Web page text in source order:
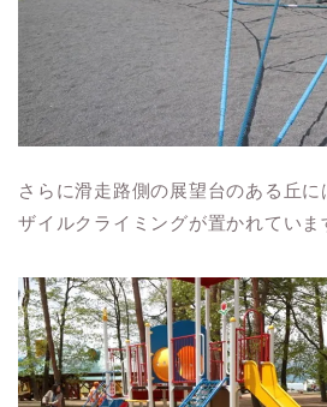
さらに滑走路側の展望台のある丘に
ザイルクライミングが置かれていま